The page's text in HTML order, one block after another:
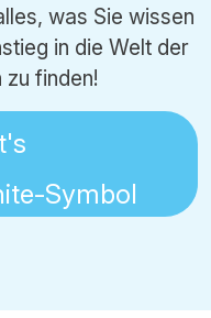
was Sie wissen
in die Welt der
finden!